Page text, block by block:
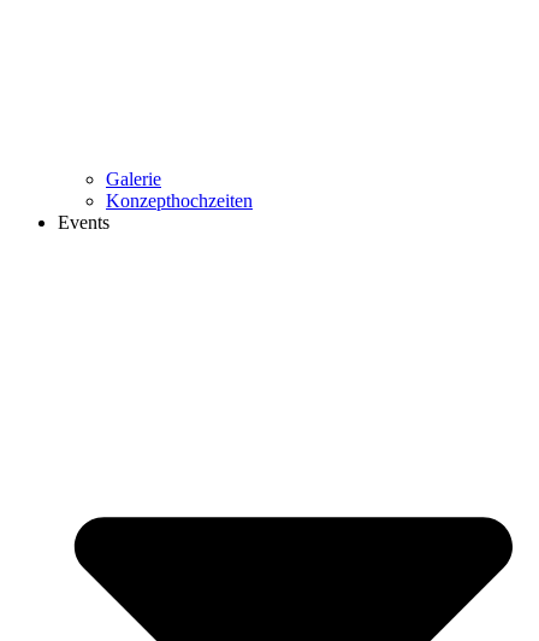
Galerie
Konzepthochzeiten
Events